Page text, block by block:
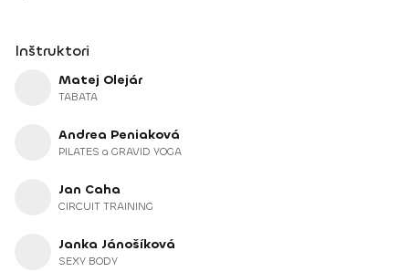
Inštruktori
Matej Olejár
TABATA
Andrea Peniaková
PILATES a GRAVID YOGA
Jan Caha
CIRCUIT TRAINING
Janka Jánošíková
SEXY BODY